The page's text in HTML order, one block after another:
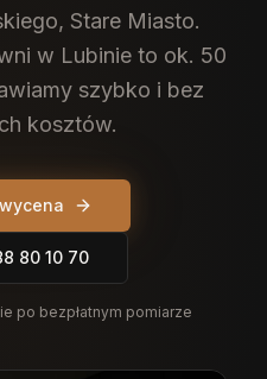
Stare Miasto.
w Lubinie to ok. 50
szybko i bez
kosztów.
80 10 70
po bezpłatnym pomiarze